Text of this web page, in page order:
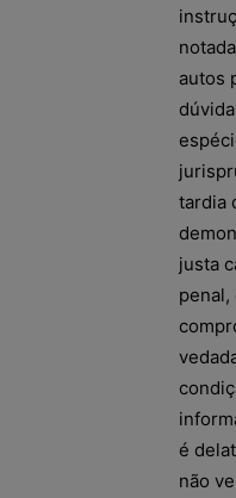
autos
tardia
justa
penal,
é
não